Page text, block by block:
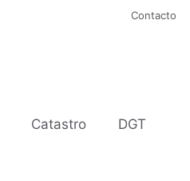
Contacto
Catastro DGT